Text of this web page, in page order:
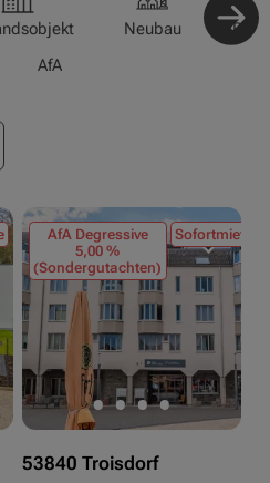
Neubau
AfA
AfA Degressive
5,00 %
(Sondergutachten)
Sofortmiete
53840 Troisdorf